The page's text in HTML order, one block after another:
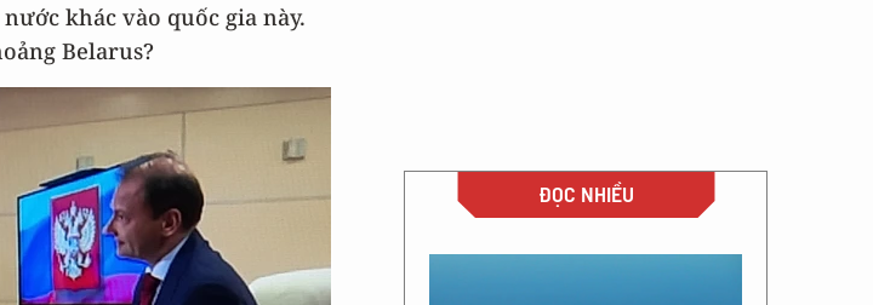
khác vào quốc gia này.
Belarus?
ĐỌC NHIỀU